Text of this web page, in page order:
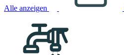
Alle anzeigen